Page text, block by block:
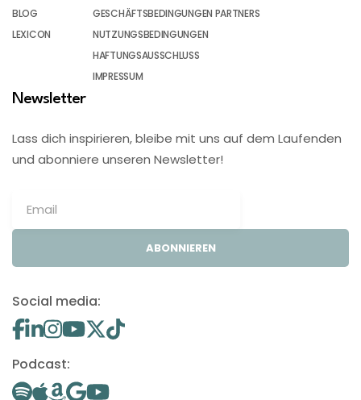
BLOG
LEXICON
GESCHÄFTSBEDINGUNGEN PARTNERS
NUTZUNGSBEDINGUNGEN
HAFTUNGSAUSSCHLUSS
IMPRESSUM
Newsletter
Lass dich inspirieren, bleibe mit uns auf dem Laufenden
und abonniere unseren Newsletter!
ABONNIEREN
Social media:
Podcast: